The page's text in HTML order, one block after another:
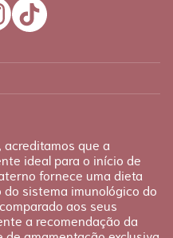
acreditamos que a
ideal para o início de
fornece uma dieta
sistema imunológico do
aos seus
a recomendação da